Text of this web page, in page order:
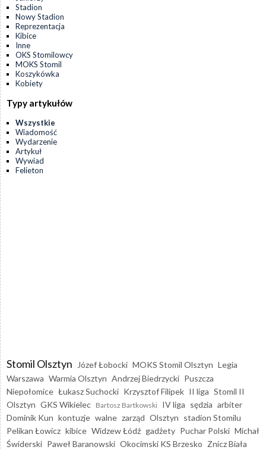
Stadion
Nowy Stadion
Reprezentacja
Kibice
Inne
OKS Stomilowcy
MOKS Stomil
Koszykówka
Kobiety
Typy artykułów
Wszystkie
Wiadomość
Wydarzenie
Artykuł
Wywiad
Felieton
Stomil Olsztyn Józef Łobocki MOKS Stomil Olsztyn Legia
Warszawa Warmia Olsztyn Andrzej Biedrzycki Puszcza
Niepołomice Łukasz Suchocki Krzysztof Filipek II liga Stomil II
Olsztyn GKS Wikielec Bartosz Bartkowski IV liga sędzia arbiter
Dominik Kun kontuzje walne zarząd Olsztyn stadion Stomilu
Pelikan Łowicz kibice Widzew Łódź gadżety Puchar Polski Michał
Świderski Paweł Baranowski Okocimski KS Brzesko Znicz Biała